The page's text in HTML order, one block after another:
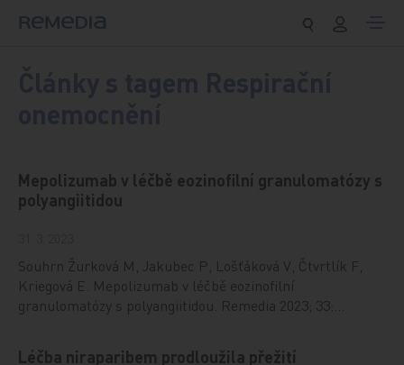
Mepolizumab v léčbě eozinofilní granulomatózy s
polyangiitidou
Souhrn Žurková M, Jakubec P, Lošťáková V, Čtvrtlík F,
Kriegová E. Mepolizumab v léčbě eozinofilní
granulomatózy s polyangiitidou. Remedia 2023; 33:…
Léčba niraparibem prodloužila přežití